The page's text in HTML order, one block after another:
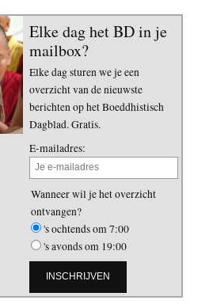
Elke dag het BD in je
mailbox?
Elke dag sturen we je een
overzicht van de nieuwste
berichten op het Boeddhistisch
Dagblad. Gratis.
E-mailadres:
Wanneer wil je het overzicht
ontvangen?
's ochtends om 7:00
's avonds om 19:00